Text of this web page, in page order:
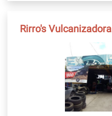
Rirro's Vulcanizadora